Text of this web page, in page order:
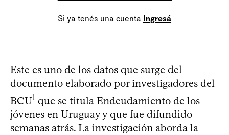
Si ya tenés una cuenta Ingresá
Este es uno de los datos que surge del
documento elaborado por investigadores del
BCU1 que se titula Endeudamiento de los
jóvenes en Uruguay y que fue difundido
semanas atrás. La investigación aborda la